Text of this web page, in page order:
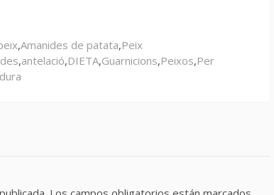
,Amanides de patata,Peix
,antelació,DIETA,Guarnicions,Peixos,Per